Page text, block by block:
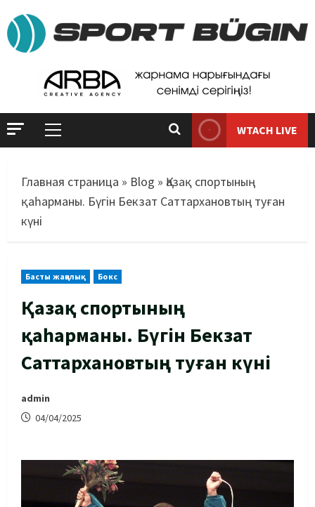
WTACH LIVE
Главная страница » Blog » Қазақ спортының
қаһарманы. Бүгін Бекзат Саттархановтың туған
күні
Басты жаңалық Бокс
Қазақ спортының
қаһарманы. Бүгін Бекзат
Саттархановтың туған күні
admin
04/04/2025